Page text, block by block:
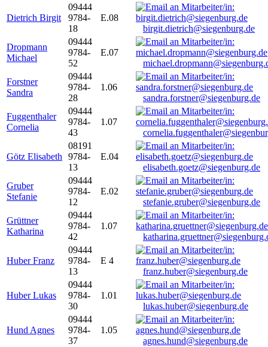
Dietrich Birgit
09444
9784-
18
E.08
birgit.dietrich@siegenburg.de
Dropmann
Michael
09444
9784-
52
E.07
Forstner
Sandra
09444
9784-
28
1.06
sandra.forstner@siegenburg.de
Fuggenthaler
Cornelia
09444
9784-
43
1.07
Götz Elisabeth
08191
9784-
13
E.04
elisabeth.goetz@siegenburg.de
Gruber
Stefanie
09444
9784-
12
E.02
stefanie.gruber@siegenburg.de
Grüttner
Katharina
09444
9784-
42
1.07
Huber Franz
09444
9784-
13
E 4
franz.huber@siegenburg.de
Huber Lukas
09444
9784-
30
1.01
lukas.huber@siegenburg.de
Hund Agnes
09444
9784-
37
1.05
agnes.hund@siegenburg.de